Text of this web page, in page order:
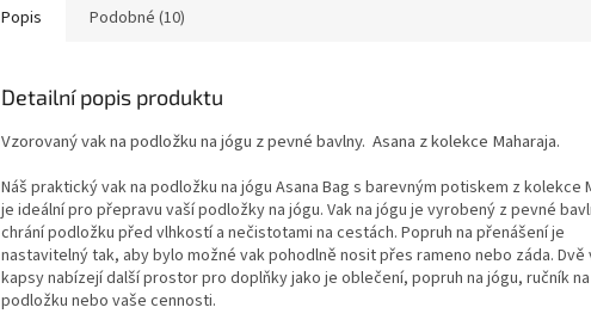
měkký na dotek aodolný vůči
Popis Podobné (10)
Detailní popis produktu
Vzorovaný vak na podložku na jógu z pevné bavlny. Asana z kolekce Maharaja.
Náš praktický vak na podložku na jógu Asana Bag s barevným potiskem z kolekce
je ideální pro přepravu vaší podložky na jógu. Vak na jógu je vyrobený z pevné
chrání podložku před vlhkostí a nečistotami na cestách. Popruh na přenášení je
nastavitelný tak, aby bylo možné vak pohodlně nosit přes rameno nebo záda. Dvě
kapsy nabízejí další prostor pro doplňky jako je oblečení, popruh na jógu, ručník na
podložku nebo vaše cennosti.